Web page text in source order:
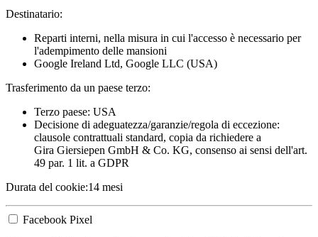
Destinatario:
Reparti interni, nella misura in cui l'accesso è necessario per
l'adempimento delle mansioni
Google Ireland Ltd, Google LLC (USA)
Trasferimento da un paese terzo:
Terzo paese: USA
Decisione di adeguatezza/garanzie/regola di eccezione:
clausole contrattuali standard, copia da richiedere a
Gira Giersiepen GmbH & Co. KG, consenso ai sensi dell'art.
49 par. 1 lit. a GDPR
Durata del cookie:14 mesi
Facebook Pixel